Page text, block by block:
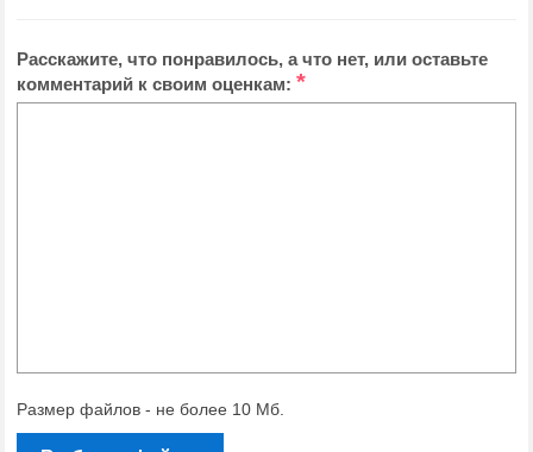
Расскажите, что понравилось, а что нет, или оставьте
комментарий к своим оценкам: *
Размер файлов - не более 10 Мб.